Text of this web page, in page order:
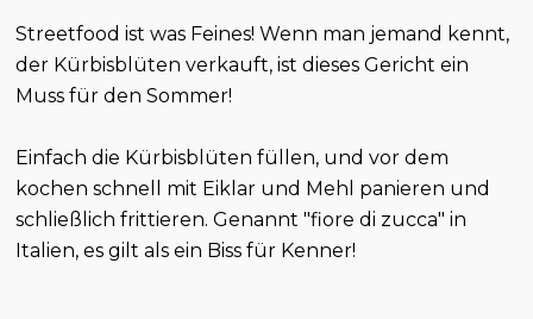
Streetfood ist was Feines! Wenn man jemand kennt,
der Kürbisblüten verkauft, ist dieses Gericht ein
Muss für den Sommer!
Einfach die Kürbisblüten füllen, und vor dem
kochen schnell mit Eiklar und Mehl panieren und
schließlich frittieren. Genannt "fiore di zucca" in
Italien, es gilt als ein Biss für Kenner!